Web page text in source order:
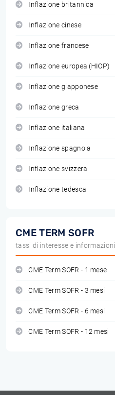
Inflazione britannica
Inflazione cinese
Inflazione francese
Inflazione europea (HICP)
Inflazione giapponese
Inflazione greca
Inflazione italiana
Inflazione spagnola
Inflazione svizzera
Inflazione tedesca
CME TERM SOFR
tassi di interesse e informazioni
CME Term SOFR - 1 mese
CME Term SOFR - 3 mesi
CME Term SOFR - 6 mesi
CME Term SOFR - 12 mesi